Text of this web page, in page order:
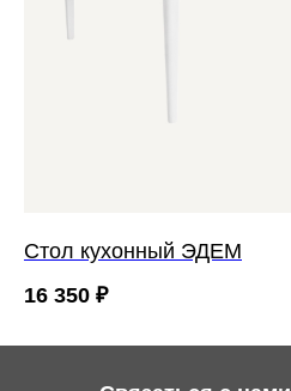
Cтол кухонный ЭДЕМ
16 350 ₽